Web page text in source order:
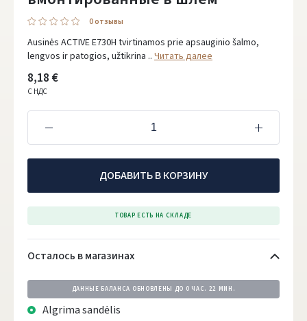
0 oтзывы
Ausinės ACTIVE E730H tvirtinamos prie apsauginio šalmo,
lengvos ir patogios, užtikrina .. Читать далее
8,18 €
С НДС
ДОБАВИТЬ В КОРЗИНУ
ТОВАР ЕСТЬ НА СКЛАДЕ
Осталось в магазинах
ДАННЫЕ БАЛАНСА ОБНОВЛЕНЫ ДО 0 ЧАС. 22 МИН.
Algrima sandėlis